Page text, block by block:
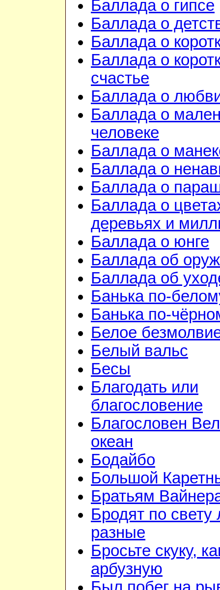
Баллада о гипсе
Баллада о
Баллада о
Баллада о
счастье
Баллада о
Баллада о
человеке
Баллада о
Баллада о
Баллада о
Баллада о
деревьях и
Баллада о юнге
Баллада об
Баллада об
Банька по-
Банька по-
Белое
Белый вальс
Бесы
Благодать или
благословение
Благословен
океан
Бодайбо
Большой
Братьям
Бродят по свету
разные
Бросьте скуку,
арбузную